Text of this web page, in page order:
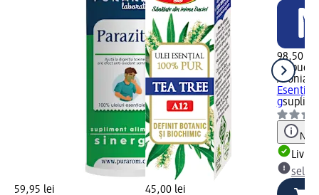
59,95 lei 45,00 lei
98,50 lei
60 buc
Aronia
g
Notă